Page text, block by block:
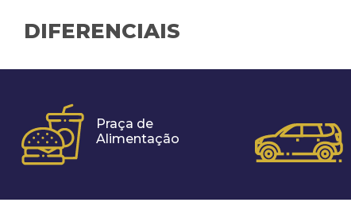
DIFERENCIAIS
Praça de
Alimentação